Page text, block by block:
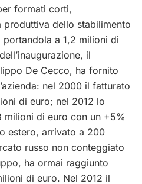
formati corti,
produttiva dello stabilimento
a 1,2 milioni di
il
De Cecco, ha fornito
nel 2000 il fatturato
di euro; nel 2012 lo
milioni di euro con un +5%
estero, arrivato a 200
russo non conteggiato
ha ormai raggiunto
di euro. Nel 2012 il